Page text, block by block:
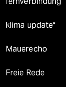
klima update°
Mauerecho
Freie Rede